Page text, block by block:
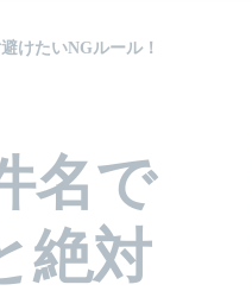
けたいNGルール！
名で
絶対